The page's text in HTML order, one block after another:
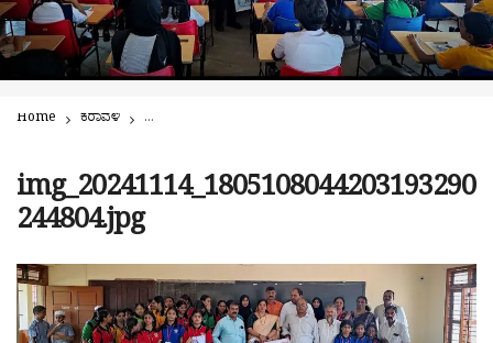
Home ಕರಾವಳಿ ಮಂಗಳೂರು: ಸೈಂಟ್ ಅನ್ಸ್ ಪದವಿಪೂರ್ವ ಕಾಲೇಜಿನಲ್ಲಿ ‘ದೇಶಕ್ಕೆ ಇಂದಿರಾ
img_20241114_1805108044203193290
244804.jpg